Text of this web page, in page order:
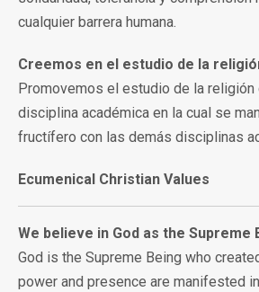
cualquier barrera humana.
Creemos en el estudio de la
Promovemos el estudio de la religión
disciplina académica en la cual se
fructífero con las demás disciplinas
Ecumenical Christian Values
We believe in God as the Supreme
God is the Supreme Being who
power and presence are manifested